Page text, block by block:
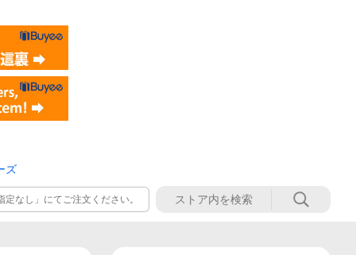
ズ
なし」にてご注文ください。